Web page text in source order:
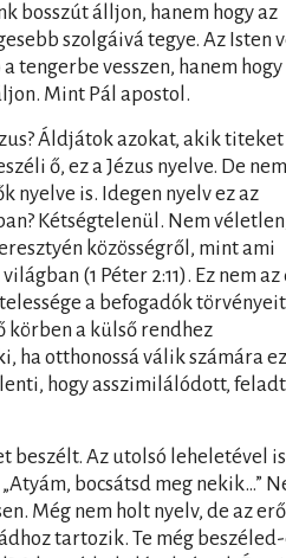
bosszút álljon, hanem hogy az
szolgáivá tegye. Az Isten
tengerbe vesszen, hanem hogy
Mint Pál apostol.
Áldjátok azokat, akik titeket
ő, ez a Jézus nyelve. De
nyelve is. Idegen nyelv ez az
Kétségtelenül. Nem
közösségről, mint ami
(1 Péter 2:11). Ez nem az
a befogadók törvényeit
a külső rendhez
ha otthonossá válik számára
hogy asszimilálódott,
beszélt. Az utolsó leheletével is
bocsátsd meg nekik…”
Még nem holt nyelv, de az
tartozik. Te még beszéled-